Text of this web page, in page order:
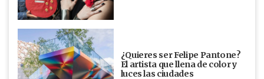
¿Quieres ser Felipe Pantone?
El artista que llena de color y
luces las ciudades